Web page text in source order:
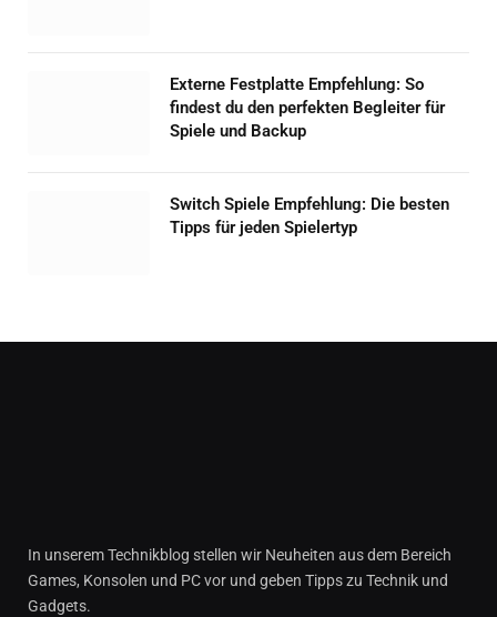
Externe Festplatte Empfehlung: So
findest du den perfekten Begleiter für
Spiele und Backup
Switch Spiele Empfehlung: Die besten
Tipps für jeden Spielertyp
In unserem Technikblog stellen wir Neuheiten aus dem Bereich
Games, Konsolen und PC vor und geben Tipps zu Technik und
Gadgets.